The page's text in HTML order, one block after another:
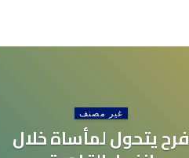
غير مصنف
فرح يتحول لمأساة خلال